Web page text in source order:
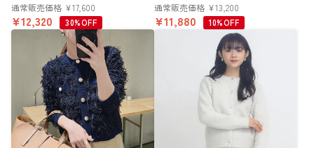
通常販売価格 ¥17,600
¥12,320 30%OFF
通常販売価格 ¥13,200
¥11,880 10%OFF